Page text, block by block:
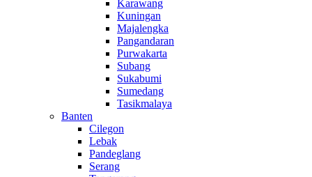
Karawang
Kuningan
Majalengka
Pangandaran
Purwakarta
Subang
Sukabumi
Sumedang
Tasikmalaya
Banten
Cilegon
Lebak
Pandeglang
Serang